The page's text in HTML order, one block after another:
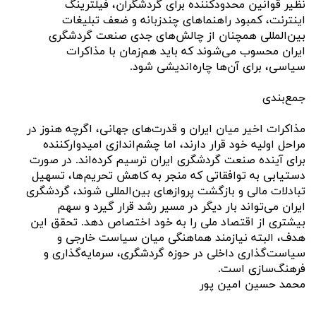
نظیر قوانین محدودکننده برای گردشگران، فیلترینگ
اینترنت، کمبود راهنماهای چندزبانه و ضعف تبلیغات
بین‌المللی همچنان از چالش‌های جدی صنعت گردشگری
ایران محسوب می‌شوند که باید هم‌زمان با مذاکرات
سیاسی، برای آن‌ها چاره‌اندیشی شود.
جمع‌بندی
مذاکرات اخیر میان ایران و قدرت‌های جهانی، اگرچه هنوز در
مراحل اولیه خود قرار دارند، اما چشم‌اندازی امیدوارکننده
برای آینده صنعت گردشگری ایران ترسیم کرده‌اند. در صورت
دستیابی به توافقاتی که منجر به کاهش تحریم‌ها، تسهیل
تبادلات مالی و بازگشت پروازهای بین‌المللی شوند، گردشگری
ایران می‌تواند بار دیگر در مسیر رشد قرار گیرد و سهم
بیشتری از اقتصاد ملی را به خود اختصاص دهد. تحقق این
هدف، البته نیازمند هماهنگی میان سیاست خارجی و
سیاست‌گذاری داخلی در حوزه گردشگری، سرمایه‌گذاری و
فرهنگ‌سازی است.
محمد حسین امین پور